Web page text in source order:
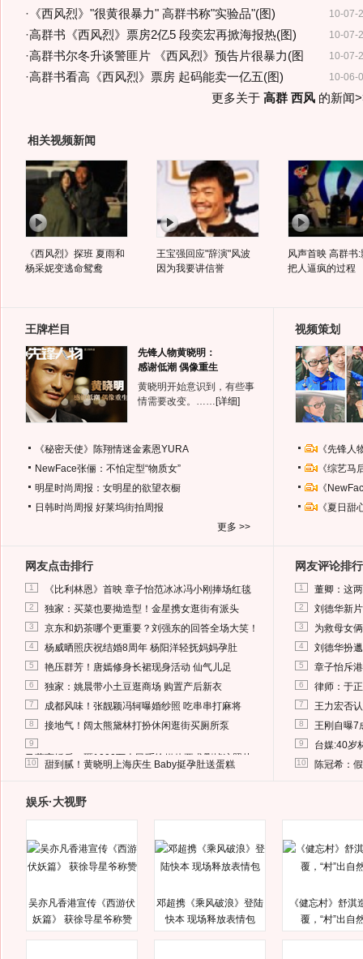
10-07-
· 《西风烈》"很黄很暴力" 高群书称"实验品"(图)
10-07-
·高群书《西风烈》票房2亿5 段奕宏再掀海报热(图)
10-07-
·高群书尔冬升谈警匪片 《西风烈》预告片很暴力(图
10-06-
·高群书看高《西风烈》票房 起码能卖一亿五(图)
更多关于 高群 西风的新闻
相关视频新闻
《西风烈》探班 夏雨和
杨采妮变逃命鸳鸯
王宝强回应"辞演"风波
因为我要讲信誉
风声首映 高群书:
把人逼疯的过程
王牌栏目
先锋人物黄晓明：
感谢低潮 偶像重生
黄晓明开始意识到，有些事
情需要改变。…… [详细]
《秘密天使》陈翔情迷金素恩YURA
NewFace张俪：不怕定型“物质女”
明星时尚周报：女明星的欲望衣橱
日韩时尚周报 好莱坞街拍周报
更多 >>
视频策划
《先锋
《综艺
《
《夏日
网友点击排行
1 《比利林恩》首映 章子怡范冰冰冯小刚捧场红毯
2 独家：买菜也要拗造型！金星携女逛街有派头
3 京东和奶茶哪个更重要？刘强东的回答全场大笑！
4 杨威晒照庆祝结婚8周年 杨阳洋轻抚妈妈孕肚
5 艳压群芳！唐嫣修身长裙现身活动 仙气儿足
6 独家：姚晨带小土豆逛商场 购置产后新衣
7 成都风味！张靓颖冯轲曝婚纱照 吃串串打麻将
8 接地气！阔太熊黛林打扮休闲逛街买厕所泵
9
马蓉离婚后，砸1000万人民币给媒体要求删掉这照片
10 甜到腻！黄晓明上海庆生 Baby挺孕肚送蛋糕
网友评论排行
1 董卿：这
2 刘德华新
3 为救母女
4 刘德华扮
5 章子怡斥
6 律师：于
7 王力宏否
8 王刚自曝7
9 台媒:40岁
10 陈冠希：
娱乐·大视野
吴亦凡香港宣传《西游伏
妖篇》 获徐导星爷称赞
邓超携《乘风破浪》登陆
快本 现场释放表情包
《健忘村》舒淇
覆，“村”出自